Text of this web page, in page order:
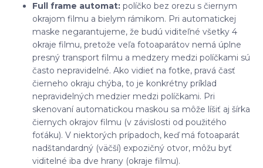
Full frame automat: políčko bez orezu s čiernym
okrajom filmu a bielym rámikom. Pri automatickej
maske negarantujeme, že budú viditeľné všetky 4
okraje filmu, pretože veľa fotoaparátov nemá úplne
presný transport filmu a medzery medzi políčkami sú
často nepravidelné. Ako vidieť na fotke, pravá časť
čierneho okraju chýba, to je konkrétny príklad
nepravidelných medzier medzi políčkami. Pri
skenovaní automatickou maskou sa môže líšiť aj šírka
čiernych okrajov filmu (v závislosti od použitého
foťáku). V niektorých prípadoch, keď má fotoaparát
nadštandardný (väčší) expozičný otvor, môžu byť
viditelné iba dve hrany (okraje filmu).